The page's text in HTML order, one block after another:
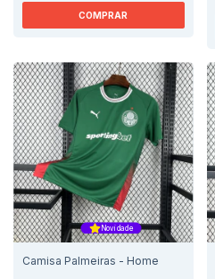
COMPRAR
Novidade
Camisa Palmeiras - Home